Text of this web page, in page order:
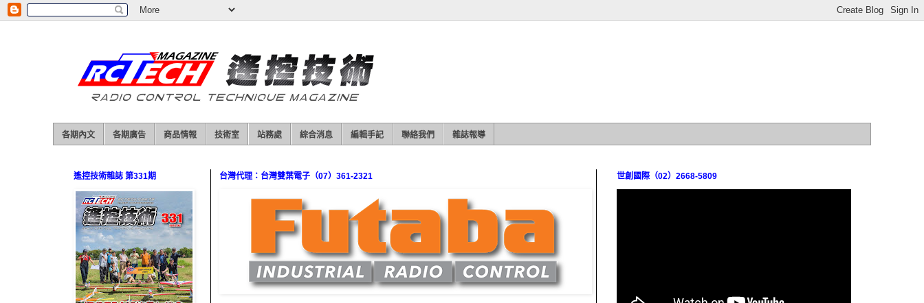
各期內文 各期廣告 商品情報 技術室 站務處 綜合消息 編輯手記 聯絡我們 雜誌報導
台灣代理：台灣雙葉電子（07）361-2321
遙控技術雜誌 第331期 世創國際（02）2668-5809